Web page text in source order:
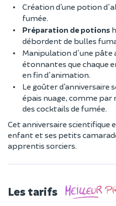
Création d’une potion
fumée.
Préparation de potions
débordent de bulles
Manipulation d'une pâte
étonnantes que chaque
en fin d'animation.
Le goûter d’anniversaire
épais nuage, comme par
des cocktails de fumée.
Cet anniversaire scientifique
enfant et ses petits
apprentis sorciers.
Les tarifs